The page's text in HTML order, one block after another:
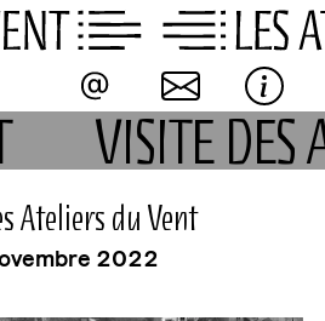
VISITE
événement
Ateliers du Vent
2022